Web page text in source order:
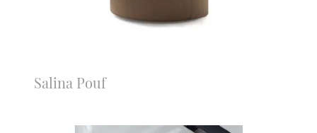
Salina Pouf